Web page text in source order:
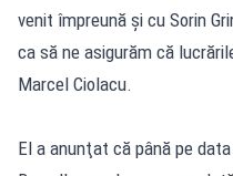
venit împreună şi cu Sorin
ca să ne asigurăm că
Marcel Ciolacu.
El a anunţat că până pe